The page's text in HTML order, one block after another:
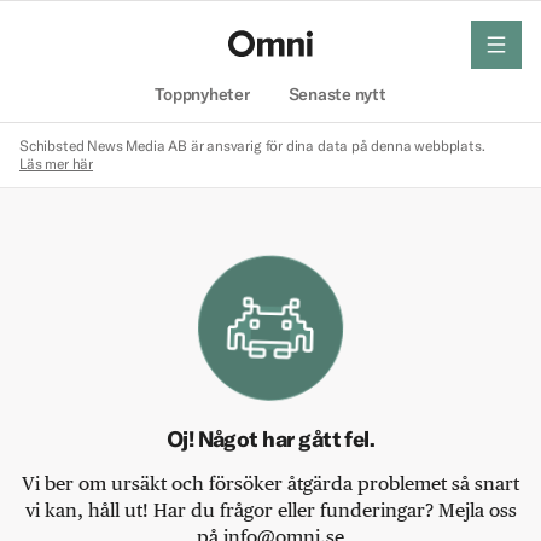
Toppnyheter Senaste nytt
meny
Schibsted News Media AB är ansvarig för dina data på denna webbplats.
Läs mer här
Oj! Något har gått fel.
Vi ber om ursäkt och försöker åtgärda problemet så snart
vi kan, håll ut! Har du frågor eller funderingar? Mejla oss